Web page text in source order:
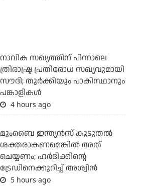
നാവിക സഖ്യത്തിന് പിന്നാലെ
ത്രിരാഷ്ട്ര പ്രതിരോധ സഖ്യവുമായി
സൗദി; തുര്‍ക്കിയും പാകിസ്ഥാനും
പങ്കാളികള്‍
4 hours ago
മുംബൈ ഇന്ത്യന്‍സ് കൂടുതല്‍
ശക്തരാകണമെങ്കില്‍ അത്
ചെയ്യണം; ഹര്‍ദിക്കിന്റെ
ട്രേഡിനെക്കുറിച്ച് അശ്വിന്‍
5 hours ago